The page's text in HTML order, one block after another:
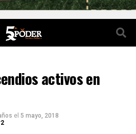
activos en
el 5 mayo, 2018